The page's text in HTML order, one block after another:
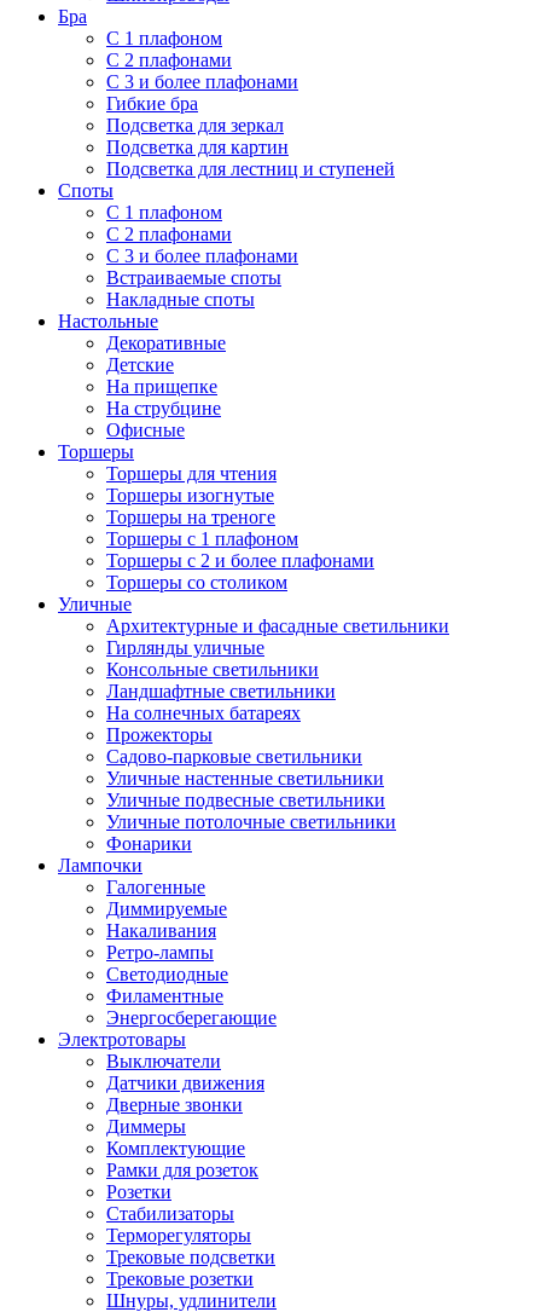
Бра
С 1 плафоном
С 2 плафонами
С 3 и более плафонами
Гибкие бра
Подсветка для зеркал
Подсветка для картин
Подсветка для лестниц и ступеней
Споты
С 1 плафоном
С 2 плафонами
С 3 и более плафонами
Встраиваемые споты
Накладные споты
Настольные
Декоративные
Детские
На прищепке
На струбцине
Офисные
Торшеры
Торшеры для чтения
Торшеры изогнутые
Торшеры на треноге
Торшеры с 1 плафоном
Торшеры с 2 и более плафонами
Торшеры со столиком
Уличные
Архитектурные и фасадные светильники
Гирлянды уличные
Консольные светильники
Ландшафтные светильники
На солнечных батареях
Прожекторы
Садово-парковые светильники
Уличные настенные светильники
Уличные подвесные светильники
Уличные потолочные светильники
Фонарики
Лампочки
Галогенные
Диммируемые
Накаливания
Ретро-лампы
Светодиодные
Филаментные
Энергосберегающие
Электротовары
Выключатели
Датчики движения
Дверные звонки
Диммеры
Комплектующие
Рамки для розеток
Розетки
Стабилизаторы
Терморегуляторы
Трековые подсветки
Трековые розетки
Шнуры, удлинители